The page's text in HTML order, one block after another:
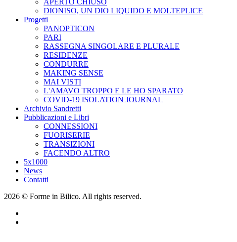
APERTO CHIUSO
DIONISO, UN DIO LIQUIDO E MOLTEPLICE
Progetti
PANOPTICON
PARI
RASSEGNA SINGOLARE E PLURALE
RESIDENZE
CONDURRE
MAKING SENSE
MAI VISTI
L'AMAVO TROPPO E LE HO SPARATO
COVID-19 ISOLATION JOURNAL
Archivio Sandretti
Pubblicazioni e Libri
CONNESSIONI
FUORISERIE
TRANSIZIONI
FACENDO ALTRO
5x1000
News
Contatti
2026 © Forme in Bilico. All rights reserved.